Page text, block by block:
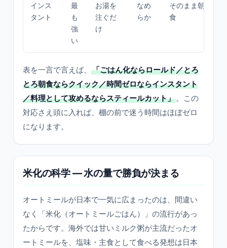
インス
タント
最
も
強
い
お湯を
注ぐだ
け
なめ
らか
そのまま朝
食
表を一言で言えば、
「ごはん化ならロールド／とろ
とろ朝食ならクイック／時間ゼロならインスタント
／料理として攻めるならスティールカット」。この
対応さえ頭に入れば、棚の前で迷う時間はほぼゼロ
になります。
米化の科学 ― 水の量で勝負が決まる
オートミールが日本で一気に広まったのは、間違い
なく「米化（オートミールごはん）」の流行があっ
たからです。海外では甘いミルク粥が主流だったオ
ートミールを、塩味・主食として食べる発想は日本